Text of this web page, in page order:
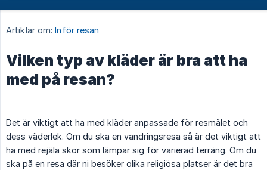
Artiklar om: Inför resan
Vilken typ av kläder är bra att ha
med på resan?
Det är viktigt att ha med kläder anpassade för resmålet och
dess väderlek. Om du ska en vandringsresa så är det viktigt att
ha med rejäla skor som lämpar sig för varierad terräng. Om du
ska på en resa där ni besöker olika religiösa platser är det bra